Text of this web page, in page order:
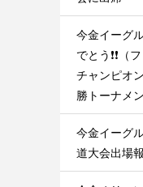
今金イーグ
でとう❗️❗️
チャンピオ
勝トーナメン
今金イーグ
道大会出場